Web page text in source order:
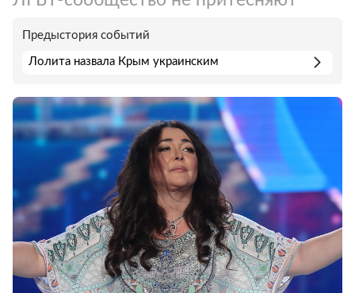
Предыстория событий
Лолита назвала Крым украинским